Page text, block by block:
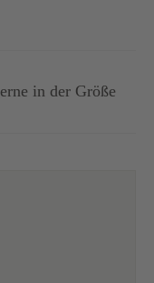
in der Größe